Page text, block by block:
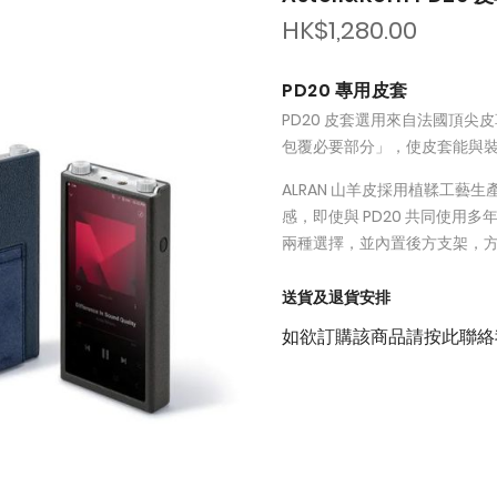
HK$1,280.00
PD20 專用皮套
PD20 皮套選用來自法國頂尖
包覆必要部分」，使皮套能與
ALRAN 山羊皮採用植鞣工藝
感，即使與 PD20 共同使用多
兩種選擇，並內置後方支架，
送貨及退貨安排
如欲訂購該商品請按此聯